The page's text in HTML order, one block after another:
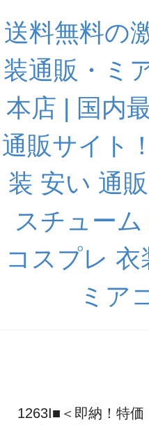
送料無料の
装通販・ミ
本店 | 国内
通販サイト
装 安い 通
スチュー
コスプレ 衣
ミア
1263I■＜即納！特